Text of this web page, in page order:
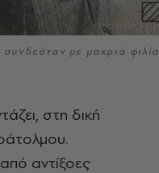
με μακριά φιλία
αντίξοες